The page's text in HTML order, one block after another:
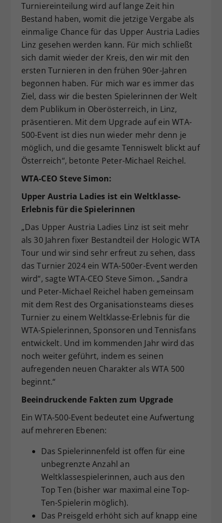
Turniereinteilung wird auf lange Zeit hin
Bestand haben, womit die jetzige Vergabe als
einmalige Chance für das Upper Austria Ladies
Linz gesehen werden kann. Für mich schließt
sich damit wieder der Kreis, den wir mit den
ersten Turnieren in den frühen 90er-Jahren
begonnen haben. Für mich war es immer das
Ziel, dass wir die besten Spielerinnen der Welt
dem Publikum in Oberösterreich, in Linz,
präsentieren. Mit dem Upgrade auf ein WTA-
500-Event ist dies nun wieder mehr denn je
möglich, und die gesamte Tenniswelt blickt auf
Österreich“, betonte Peter-Michael Reichel.
WTA-CEO Steve Simon:
Upper Austria Ladies ist ein Weltklasse-
Erlebnis für die Spielerinnen
„Das Upper Austria Ladies Linz ist seit mehr
als 30 Jahren fixer Bestandteil der Hologic WTA
Tour und wir sind sehr erfreut zu sehen, dass
das Turnier 2024 ein WTA-500er-Event werden
wird“, sagte WTA-CEO Steve Simon. „Sandra
und Peter-Michael Reichel haben gemeinsam
mit dem Rest des Organisationsteams dieses
Turnier zu einem Weltklasse-Erlebnis für die
WTA-Spielerinnen, Sponsoren und Tennisfans
entwickelt. Und im kommenden Jahr wird das
noch weiter geführt, indem es seinen
aufregenden neuen Charakter als WTA 500
beginnt.“
Beeindruckende Fakten zum Upgrade
Ein WTA-500-Event bedeutet eine Aufwertung
auf mehreren Ebenen:
Das Spielerinnenfeld ist offen für eine
unbegrenzte Anzahl an
Weltklassespielerinnen, auch aus den
Top Ten (bisher war maximal eine Top-
Ten-Spielerin möglich).
Das Preisgeld erhöht sich auf knapp eine